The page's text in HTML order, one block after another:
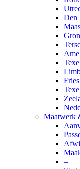
Den
Maatwerk
–